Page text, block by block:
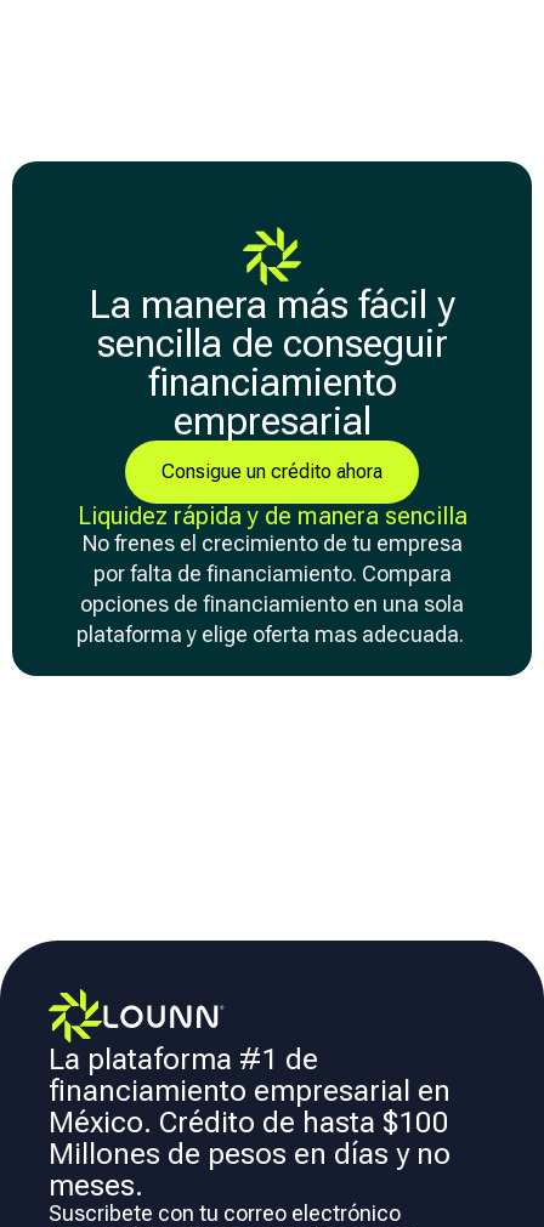
La manera más fácil y
sencilla de conseguir
financiamiento
empresarial
Consigue un crédito ahora
Liquidez rápida y de manera sencilla
No frenes el crecimiento de tu empresa
por falta de financiamiento. Compara
opciones de financiamiento en una sola
plataforma y elige oferta mas adecuada.
La plataforma #1 de
financiamiento empresarial en
México. Crédito de hasta $100
Millones de pesos en días y no
meses.
Suscribete con tu correo electrónico